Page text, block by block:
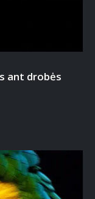
ant drobės